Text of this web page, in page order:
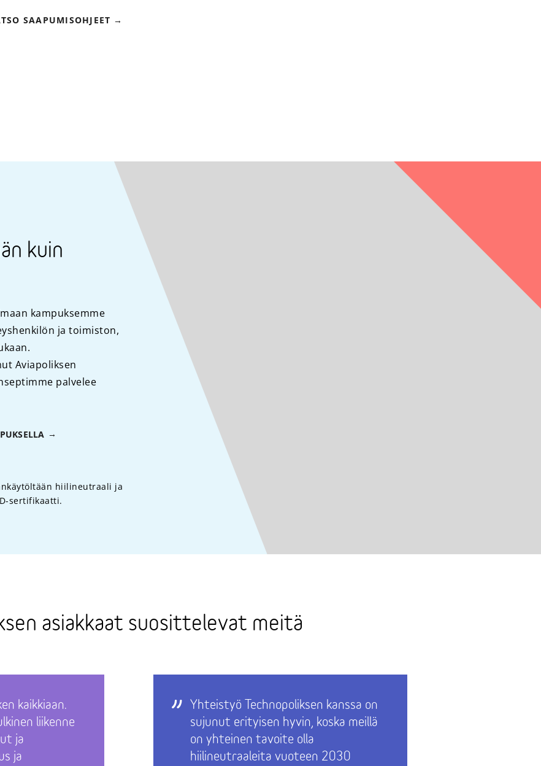
SAAPUMISOHJEET
kuin
kampuksemme
ja toimiston,
Aviapoliksen
palvelee
hiilineutraali ja
sertifikaatti.
asiakkaat suosittelevat meitä
kaikkiaan.
liikenne
ja
ja
Yhteistyö Technopoliksen kanssa on
sujunut erityisen hyvin, koska meillä
on yhteinen tavoite olla
hiilineutraaleita vuoteen 2030